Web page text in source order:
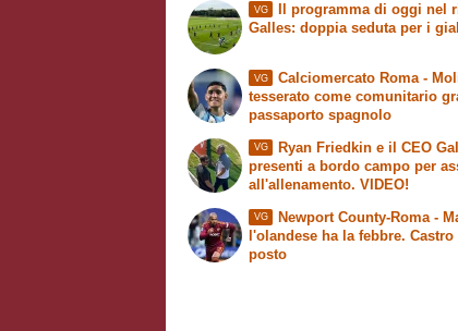
VG
Il programma di oggi nel
Galles: doppia seduta per i
VG
Calciomercato Roma -
tesserato come comunitario
passaporto spagnolo
VG
Ryan Friedkin e il CEO
presenti a bordo campo per
all'allenamento. VIDEO!
VG
Newport County-Roma -
l'olandese ha la febbre. Castro
posto